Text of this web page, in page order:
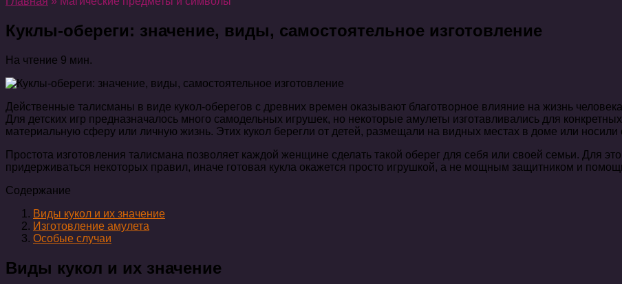
Куклы-обереги: значение, виды, самостоятельное изготовление
На чтение 9 мин.
Действенные талисманы в виде кукол-оберегов с древних времен оказывают благотворное влияние на жизнь
Для детских игр предназначалось много самодельных игрушек, но некоторые амулеты изготавливались для
материальную сферу или личную жизнь. Этих кукол берегли от детей, размещали на видных местах в доме или носили
Простота изготовления талисмана позволяет каждой женщине сделать такой оберег для себя или своей семьи. Для
придерживаться некоторых правил, иначе готовая кукла окажется просто игрушкой, а не мощным защитником и
Содержание
Виды кукол и их значение
Изготовление амулета
Особые случаи
Виды кукол и их значение